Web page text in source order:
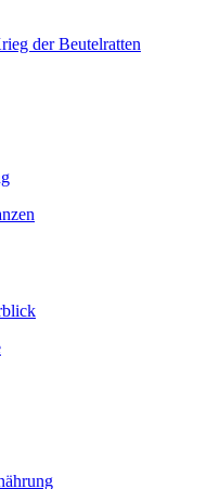
der Beutelratten